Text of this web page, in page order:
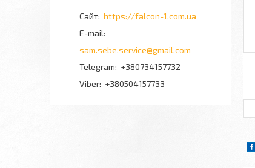
https://falcon-1.com.ua
sam.sebe.service@gmail.com
+380734157732
+380504157733